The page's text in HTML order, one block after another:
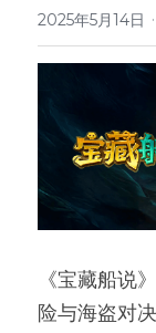
最新消息
公司
社群媒体
X（
500
2025年5月14日 ·
《宝藏船说
险与海盗对